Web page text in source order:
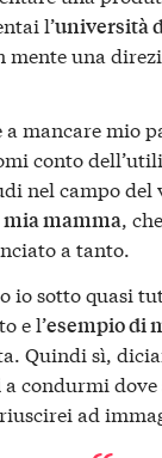
l’università
mente una
a mancare mio
conto
nel campo del
mamma,
a tanto.
io sotto quasi
e l’esempio di
Quindi sì,
a condurmi dove
ad